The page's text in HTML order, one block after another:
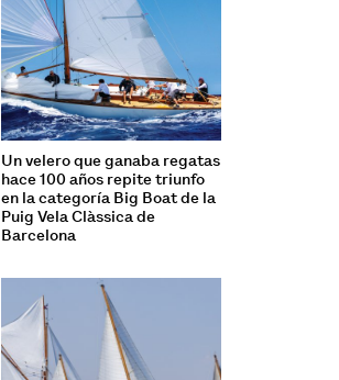
Un velero que ganaba regatas
hace 100 años repite triunfo
en la categoría Big Boat de la
Puig Vela Clàssica de
Barcelona